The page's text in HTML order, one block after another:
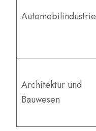
Automobilindustrie
Architektur und
Bauwesen